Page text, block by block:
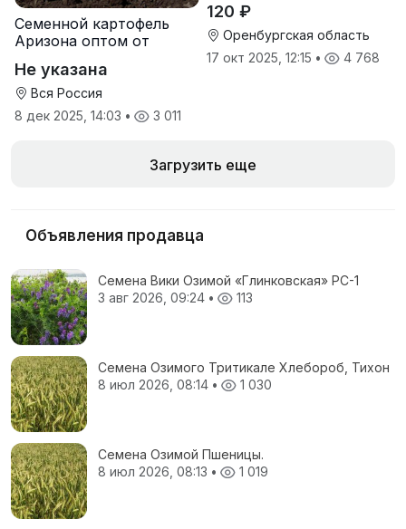
Семенной картофель
Аризона оптом от
Не указана
Вся Россия
8 дек 2025, 14:03 • 3 011
120 ₽
Оренбургская область
17 окт 2025, 12:15 • 4 768
Загрузить еще
Объявления продавца
Семена Вики Озимой «Глинковская» РС-1
3 авг 2026, 09:24 • 113
Семена Озимого Тритикале Хлебороб, Тихон
8 июл 2026, 08:14 • 1 030
Семена Озимой Пшеницы.
8 июл 2026, 08:13 • 1 019